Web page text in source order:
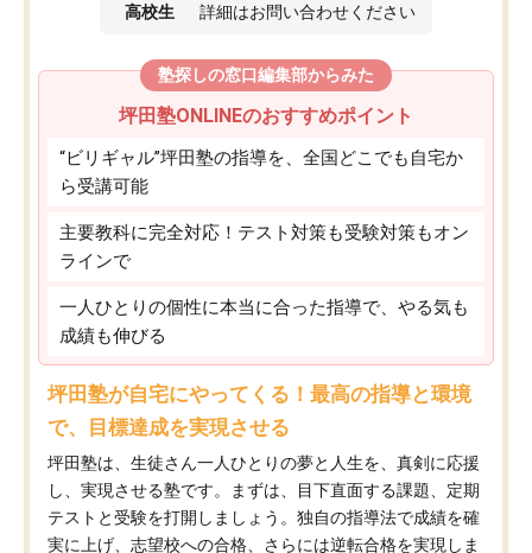
高校生 詳細はお問い合わせください
塾探しの窓口編集部からみた
坪田塾ONLINEのおすすめポイント
“ビリギャル”坪田塾の指導を、全国どこでも自宅か
ら受講可能
主要教科に完全対応！テスト対策も受験対策もオン
ラインで
一人ひとりの個性に本当に合った指導で、やる気も
成績も伸びる
坪田塾が自宅にやってくる！最高の指導と環境
で、目標達成を実現させる
坪田塾は、生徒さん一人ひとりの夢と人生を、真剣に応援
し、実現させる塾です。まずは、目下直面する課題、定期
テストと受験を打開しましょう。独自の指導法で成績を確
実に上げ、志望校への合格、さらには逆転合格を実現しま